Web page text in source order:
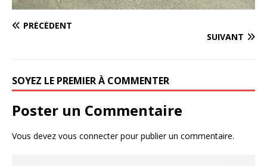
PRÉCÉDENT
SUIVANT
SOYEZ LE PREMIER À COMMENTER
Poster un Commentaire
Vous devez vous connecterpour publier un commentaire.